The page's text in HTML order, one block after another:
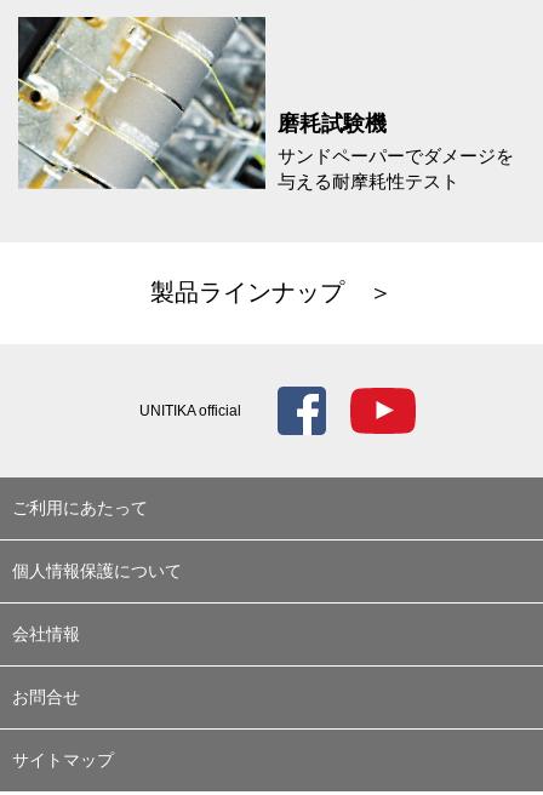
磨耗試験機
サンドペーパーでダメージを
与える耐摩耗性テスト
製品ラインナップ ＞
UNITIKA official
ご利用にあたって
個人情報保護について
会社情報
お問合せ
サイトマップ